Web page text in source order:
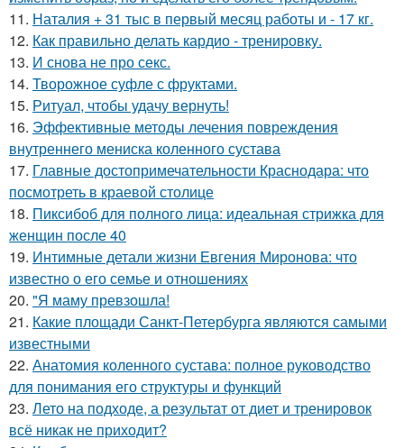
11. Наталия + 31 тыс в первый месяц работы и - 17 кг.
12. Как правильно делать кардио - тренировку.
13. И снова не про секс.
14. Творожное суфле с фруктами.
15. Ритуал, чтобы удачу вернуть!
16. Эффективные методы лечения повреждения
внутреннего мениска коленного сустава
17. Главные достопримечательности Краснодара: что
посмотреть в краевой столице
18. Пиксибоб для полного лица: идеальная стрижка для
женщин после 40
19. Интимные детали жизни Евгения Миронова: что
известно о его семье и отношениях
20. "Я маму превзошла!
21. Какие площади Санкт-Петербурга являются самыми
известными
22. Анатомия коленного сустава: полное руководство
для понимания его структуры и функций
23. Лето на подходе, а результат от диет и тренировок
всё никак не приходит?